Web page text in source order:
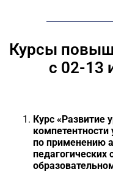
Курсы
с 02-13
Курс «Развитие
компетентности
по применению
педагогических